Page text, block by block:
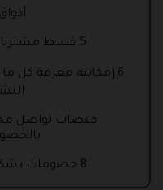
أذواق تناسب الجميع.
5.قسط مشترياتك من خلال تابي وتمارا.
6.إمكانية معرفة كل
منصات تواصل
بالخصومات والتخفيضات.
8.خصومات بشكل دوري تصل إلى 50 %.